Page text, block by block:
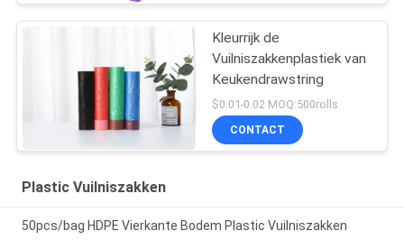
Kleurrijk de
Vuilniszakkenplastiek van
Keukendrawstring
$0.01-0.02 MOQ:500rolls
CONTACT
Plastic Vuilniszakken
50pcs/bag HDPE Vierkante Bodem Plastic Vuilniszakken